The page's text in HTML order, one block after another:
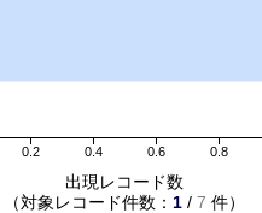
0.2 0.4 0.6 0.8
出現レコード数
（対象レコード件数： 1 / 7 件）